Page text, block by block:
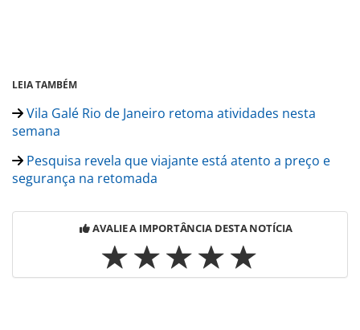
LEIA TAMBÉM
Vila Galé Rio de Janeiro retoma atividades nesta
semana
Pesquisa revela que viajante está atento a preço e
segurança na retomada
AVALIE A IMPORTÂNCIA DESTA NOTÍCIA